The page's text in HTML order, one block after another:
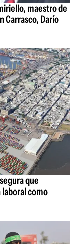
maestro de
Carrasco, Darío
que
como